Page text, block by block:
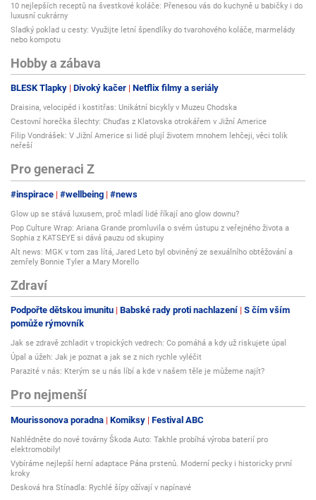
10 nejlepších receptů na švestkové koláče: Přenesou vás do kuchyně u babičky i do
luxusní cukrárny
Sladký poklad u cesty: Využijte letní špendlíky do tvarohového koláče, marmelády
nebo kompotu
Hobby a zábava
BLESK Tlapky Divoký kačer Netflix filmy a seriály
Draisina, velocipéd i kostitřas: Unikátní bicykly v Muzeu Chodska
Cestovní horečka šlechty: Chuďas z Klatovska otrokářem v Jižní Americe
Filip Vondrášek: V Jižní Americe si lidé plují životem mnohem lehčeji, věci tolik
neřeší
Pro generaci Z
#inspirace #wellbeing #news
Glow up se stává luxusem, proč mladí lidé říkají ano glow downu?
Pop Culture Wrap: Ariana Grande promluvila o svém ústupu z veřejného života a
Sophia z KATSEYE si dává pauzu od skupiny
Alt news: MGK v tom zas lítá, Jared Leto byl obviněný ze sexuálního obtěžování a
zemřely Bonnie Tyler a Mary Morello
Zdraví
Podpořte dětskou imunitu Babské rady proti nachlazení S čím vším
pomůže rýmovník
Jak se zdravě zchladit v tropických vedrech: Co pomáhá a kdy už riskujete úpal
Úpal a úžeh: Jak je poznat a jak se z nich rychle vyléčit
Parazité v nás: Kterým se u nás líbí a kde v našem těle je můžeme najít?
Pro nejmenší
Mourissonova poradna Komiksy Festival ABC
Nahlédněte do nové továrny Škoda Auto: Takhle probíhá výroba baterií pro
elektromobily!
Vybíráme nejlepší herní adaptace Pána prstenů. Moderní pecky i historicky první
kroky
Desková hra Stínadla: Rychlé šípy ožívají v napínavé